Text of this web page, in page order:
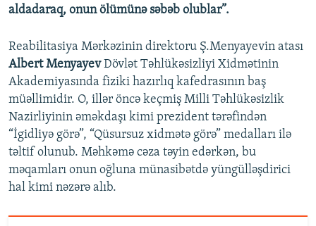
aldadaraq, onun ölümünə səbəb olublar”.
Reabilitasiya Mərkəzinin direktoru Ş.Menyayevin atası
Albert MenyayevDövlət Təhlükəsizliyi Xidmətinin
Akademiyasında fiziki hazırlıq kafedrasının baş
müəllimidir. O, illər öncə keçmiş Milli Təhlükəsizlik
Nazirliyinin əməkdaşı kimi prezident tərəfindən
“İgidliyə görə”, “Qüsursuz xidmətə görə” medalları ilə
təltif olunub. Məhkəmə cəza təyin edərkən, bu
məqamları onun oğluna münasibətdə yüngülləşdirici
hal kimi nəzərə alıb.